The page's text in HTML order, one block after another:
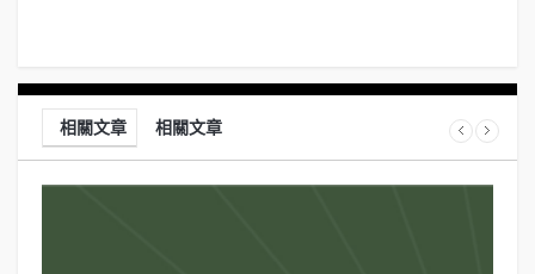
相關文章 相關文章